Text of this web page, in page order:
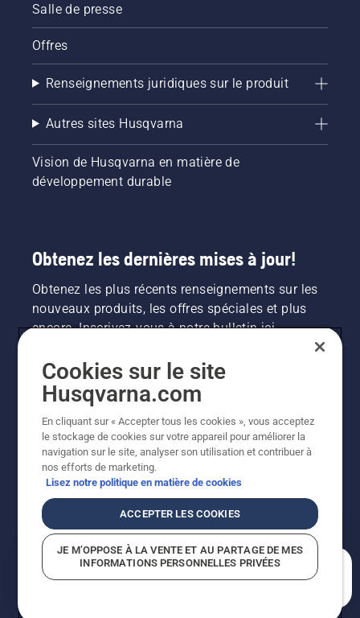
Salle de presse
Offres
Renseignements juridiques sur le produit
Autres sites Husqvarna
Vision de Husqvarna en matière de
développement durable
Obtenez les dernières mises à jour!
Obtenez les plus récents renseignements sur les
nouveaux produits, les offres spéciales et plus
encore. Inscrivez-vous à notre bulletin ici.
INSCRIPTION À LA NEWSLETTER
l'amélioration continue, le produit peut légèrement
varier par rapport aux images, mais la fonctionnalité de
Cookies sur le site
Husqvarna.com
En cliquant sur « Accepter tous les cookies », vous acceptez
le stockage de cookies sur votre appareil pour améliorer la
navigation sur le site, analyser son utilisation et contribuer à
nos efforts de marketing.
Lisez notre politique en matière de cookies
ACCEPTER LES COOKIES
JE M’OPPOSE À LA VENTE ET AU PARTAGE DE MES
INFORMATIONS PERSONNELLES PRIVÉES
En quoi pouvons-nous vous aider?